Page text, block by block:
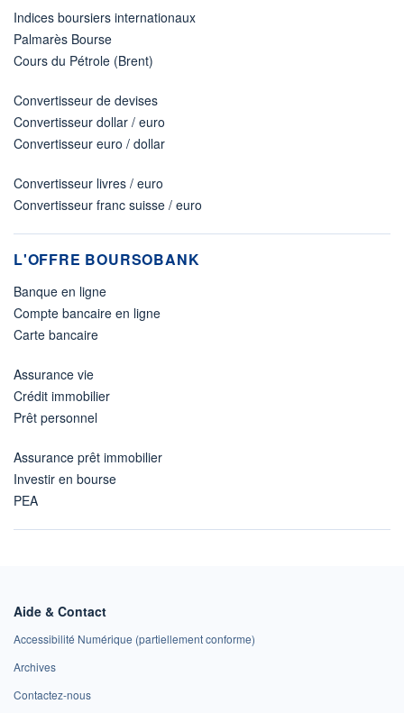
Indices boursiers internationaux
Palmarès Bourse
Cours du Pétrole (Brent)
Convertisseur de devises
Convertisseur dollar / euro
Convertisseur euro / dollar
Convertisseur livres / euro
Convertisseur franc suisse / euro
L'OFFRE BOURSOBANK
Banque en ligne
Compte bancaire en ligne
Carte bancaire
Assurance vie
Crédit immobilier
Prêt personnel
Assurance prêt immobilier
Investir en bourse
PEA
Aide & Contact
Accessibilité Numérique (partiellement conforme)
Archives
Contactez-nous